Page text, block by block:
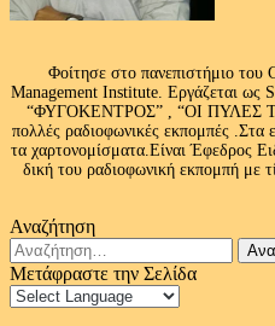
Φοίτησε στο πανεπιστήμιο του
Management Institute. Εργάζεται ως
“ΦΥΓΟΚΕΝΤΡΟΣ” , “ΟΙ ΠΥΛΕΣ
πολλές ραδιοφωνικές εκπομπές .Στα
τα χαρτονομίσματα.Είναι Έφεδρος
δική του ραδιοφωνική εκπομπή
Αναζήτηση
Αναζήτηση
για:
Μετάφραστε την Σελίδα